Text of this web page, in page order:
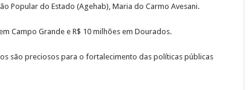
Popular do Estado (Agehab), Maria do Carmo Avesani.
Campo Grande e R$ 10 milhões em Dourados.
são preciosos para o fortalecimento das políticas públicas